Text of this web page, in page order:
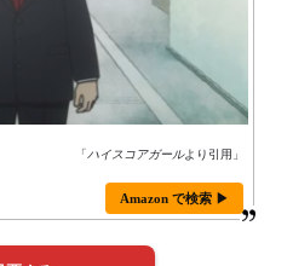
「ハイスコアガールより引用」
Amazon で検索 ▶